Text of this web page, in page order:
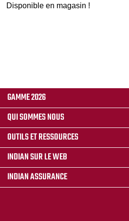
Disponible en magasin !
GAMME 2026
QUI SOMMES NOUS
OUTILS ET RESSOURCES
INDIAN SUR LE WEB
INDIAN ASSURANCE